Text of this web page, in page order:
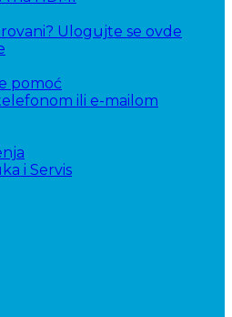
Ulogujte se ovde
pomoć
ili e-mailom
i Servis